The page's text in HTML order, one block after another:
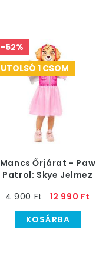
-62%
UTOLSÓ 1 CSOM
Mancs Őrjárat - Paw
Patrol: Skye Jelmez
4 900 Ft
12 990 Ft
KOSÁRBA